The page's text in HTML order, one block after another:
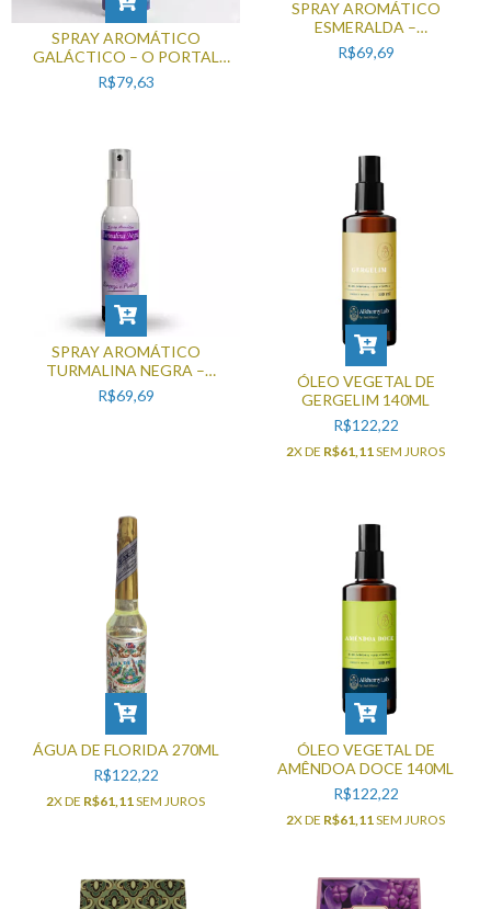
SPRAY AROMÁTICO
GALÁCTICO – O PORTAL
(110ML)
R$79,63
SPRAY AROMÁTICO
ESMERALDA –
RELAXAMENTO (110ML)
R$69,69
SPRAY AROMÁTICO
TURMALINA NEGRA –
LIMPEZA E PROTEÇÃO
(110ML)
R$69,69
ÓLEO VEGETAL DE
GERGELIM 140ML
R$122,22
2X DE R$61,11 SEM JUROS
ÁGUA DE FLORIDA 270ML
R$122,22
2X DE R$61,11 SEM JUROS
ÓLEO VEGETAL DE
AMÊNDOA DOCE 140ML
R$122,22
2X DE R$61,11 SEM JUROS